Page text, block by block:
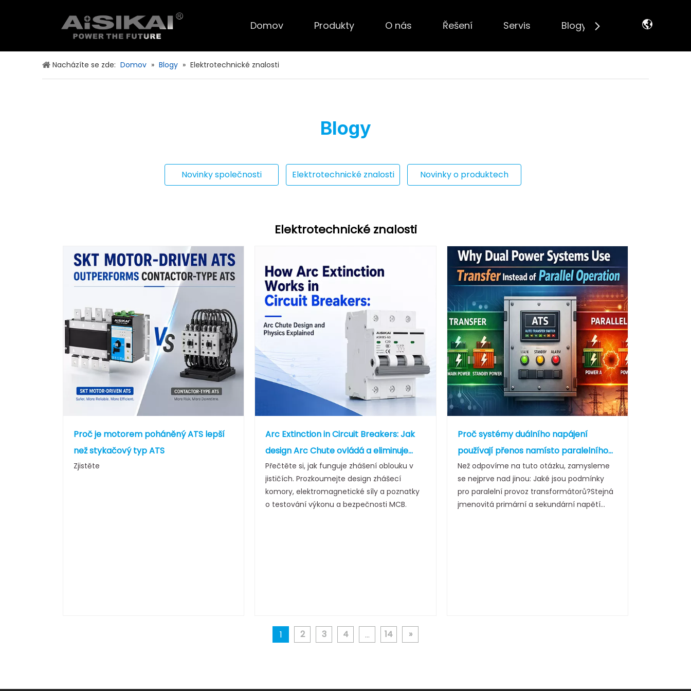
Domov Produkty O nás Řešení Servis Blogy Kontaktujte nás
Nacházíte se zde: Domov » Blogy » Elektrotechnické znalosti
Blogy
Novinky společnosti Elektrotechnické znalosti Novinky o produktech
Elektrotechnické znalosti
Proč je motorem poháněný ATS lepší
než stykačový typ ATS
Zjistěte
Arc Extinction in Circuit Breakers: Jak
design Arc Chute ovládá a eliminuje
oblouky
Přečtěte si, jak funguje zhášení oblouku v
jističích. Prozkoumejte design zhášecí
komory, elektromagnetické síly a poznatky
o testování výkonu a bezpečnosti MCB.
Proč systémy duálního napájení
používají přenos namísto paralelního
provozu
Než odpovíme na tuto otázku, zamysleme
se nejprve nad jinou: Jaké jsou podmínky
pro paralelní provoz transformátorů?Stejná
jmenovitá primární a sekundární napětí
1 2 3 4 ... 14 »